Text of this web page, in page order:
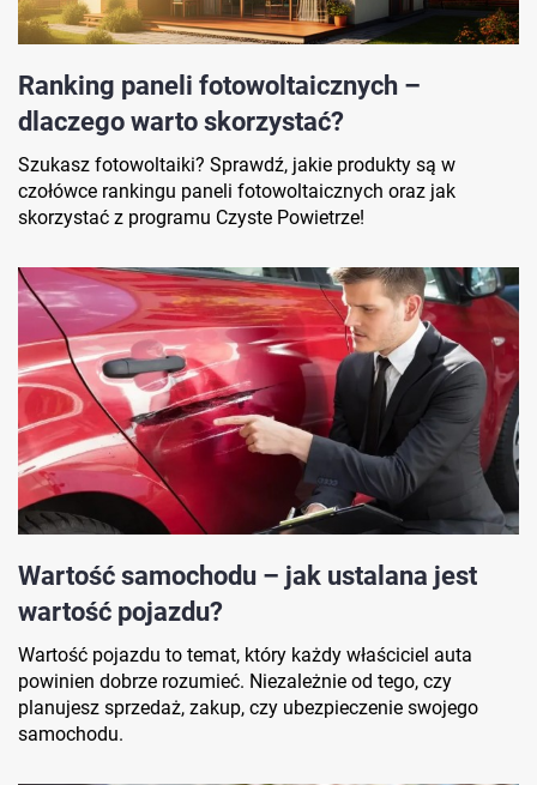
Ranking paneli fotowoltaicznych –
dlaczego warto skorzystać?
Szukasz fotowoltaiki? Sprawdź, jakie produkty są w
czołówce rankingu paneli fotowoltaicznych oraz jak
skorzystać z programu Czyste Powietrze!
Wartość samochodu – jak ustalana jest
wartość pojazdu?
Wartość pojazdu to temat, który każdy właściciel auta
powinien dobrze rozumieć. Niezależnie od tego, czy
planujesz sprzedaż, zakup, czy ubezpieczenie swojego
samochodu.